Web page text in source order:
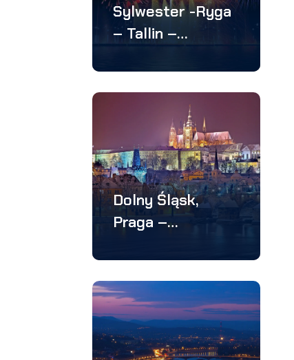
Sylwester -Ryga
– Tallin –
stolice w 4 dni
Dolny Śląsk,
Praga –
dniowa